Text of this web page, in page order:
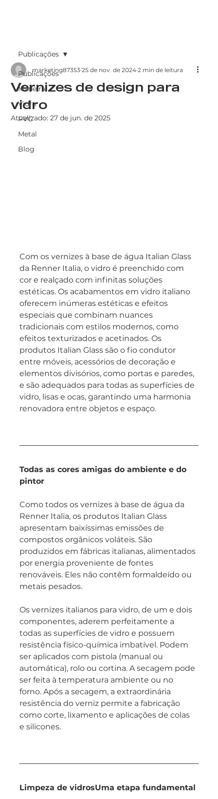
Publicações
Madeira
Vidro
PVC
Metal
Blog
Publicações
Vernizes de design para
vidro
marketing87353 25 de nov. de 2024 2 min de leitura
Atualizado:27 de jun. de 2025
Com os vernizes à base de água Italian Glass
da Renner Italia, o vidro é preenchido com
cor e realçado com infinitas soluções
estéticas. Os acabamentos em vidro italiano
oferecem inúmeras estéticas e efeitos
especiais que combinam nuances
tradicionais com estilos modernos, como
efeitos texturizados e acetinados. Os
produtos Italian Glass são o fio condutor
entre móveis, acessórios de decoração e
elementos divisórios, como portas e paredes,
e são adequados para todas as superfícies de
vidro, lisas e ocas, garantindo uma harmonia
renovadora entre objetos e espaço.
Todas as cores amigas do ambiente e do
pintor
Como todos os vernizes à base de água da
Renner Italia, os produtos Italian Glass
apresentam baixíssimas emissões de
compostos orgânicos voláteis. São
produzidos em fábricas italianas, alimentados
por energia proveniente de fontes
renováveis. Eles não contêm formaldeído ou
metais pesados.
Os vernizes italianos para vidro, de um e dois
componentes, aderem perfeitamente a
todas as superfícies de vidro e possuem
resistência físico-química imbatível. Podem
ser aplicados com pistola (manual ou
automática), rolo ou cortina. A secagem pode
ser feita à temperatura ambiente ou no
forno. Após a secagem, a extraordinária
resistência do verniz permite a fabricação
como corte, lixamento e aplicações de colas
e silicones.
Limpeza de vidrosUma etapa fundamental